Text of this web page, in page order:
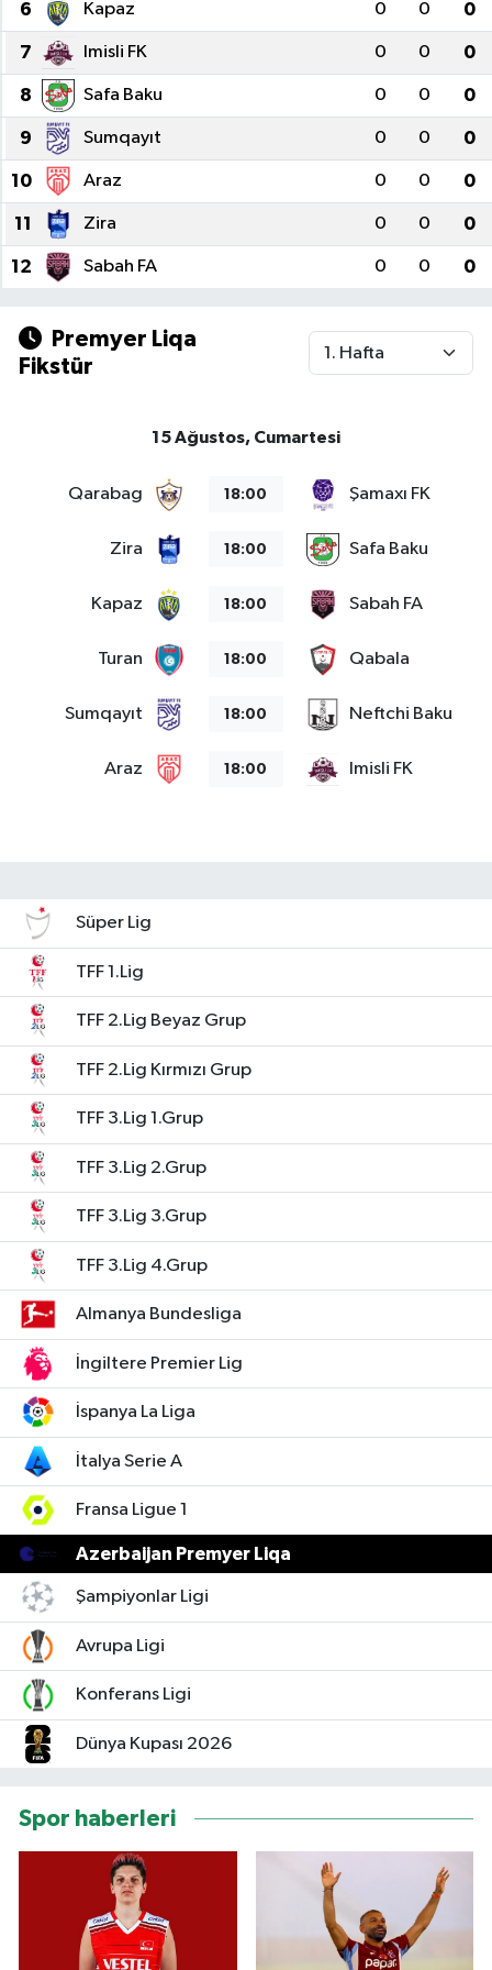
6 Kapaz 0 0 0
7 Imisli FK 0 0 0
8 Safa Baku 0 0 0
9 Sumqayıt 0 0 0
10 Araz 0 0 0
11 Zira 0 0 0
12 Sabah FA 0 0 0
Premyer Liqa
Fikstür
15 Ağustos, Cumartesi
Qarabag 18:00 Şamaxı FK
Zira 18:00 Safa Baku
Kapaz 18:00 Sabah FA
Turan 18:00 Qabala
Sumqayıt 18:00 Neftchi Baku
Araz 18:00 Imisli FK
Süper Lig
TFF 1.Lig
TFF 2.Lig Beyaz Grup
TFF 2.Lig Kırmızı Grup
TFF 3.Lig 1.Grup
TFF 3.Lig 2.Grup
TFF 3.Lig 3.Grup
TFF 3.Lig 4.Grup
Almanya Bundesliga
İngiltere Premier Lig
İspanya La Liga
İtalya Serie A
Fransa Ligue 1
Azerbaijan Premyer Liqa
Şampiyonlar Ligi
Avrupa Ligi
Konferans Ligi
Dünya Kupası 2026
Spor haberleri
Haberde İnsan
Kültür Sanat
Magazin
Manşet Altı
Manşetler
Sağlık
SürManşet
Teknoloji
Yaşam
KAHRAMANMARAŞ